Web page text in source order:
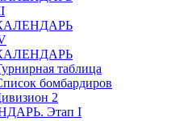
таблица
бомбардиров
2
Этап I